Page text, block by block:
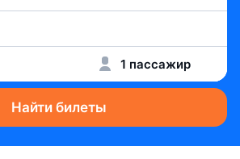
1 пассажир
Найти билеты